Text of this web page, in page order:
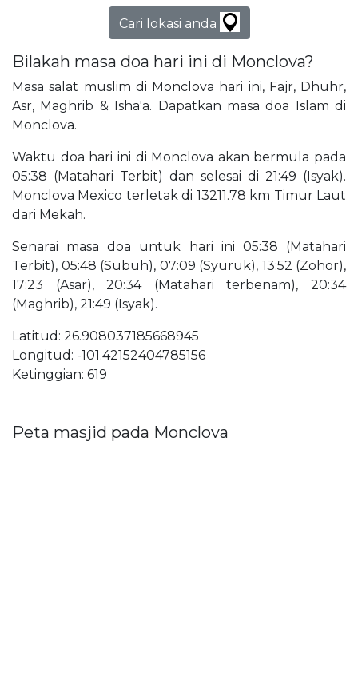
Cari lokasi anda
Bilakah masa doa hari ini di Monclova?
Masa salat muslim di Monclova hari ini, Fajr, Dhuhr,
Asr, Maghrib & Isha'a. Dapatkan masa doa Islam di
Monclova.
Waktu doa hari ini di Monclova akan bermula pada
05:38 (Matahari Terbit) dan selesai di 21:49 (Isyak).
Monclova Mexico terletak di 13211.78 km Timur Laut
dari Mekah.
Senarai masa doa untuk hari ini 05:38 (Matahari
Terbit), 05:48 (Subuh), 07:09 (Syuruk), 13:52 (Zohor),
17:23 (Asar), 20:34 (Matahari terbenam), 20:34
(Maghrib), 21:49 (Isyak).
Latitud: 26.908037185668945
Longitud: -101.42152404785156
Ketinggian: 619
Peta masjid pada Monclova